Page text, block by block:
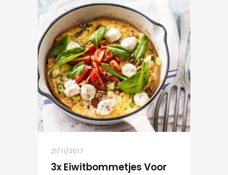
21/11/2017
3x Eiwitbommetjes Voor